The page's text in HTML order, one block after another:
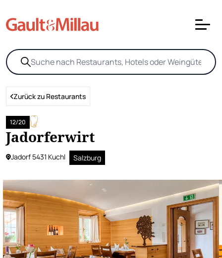
Zurück zu Restaurants
Jadorferwirt
12/20
Jadorf 5431 Kuchl Salzburg